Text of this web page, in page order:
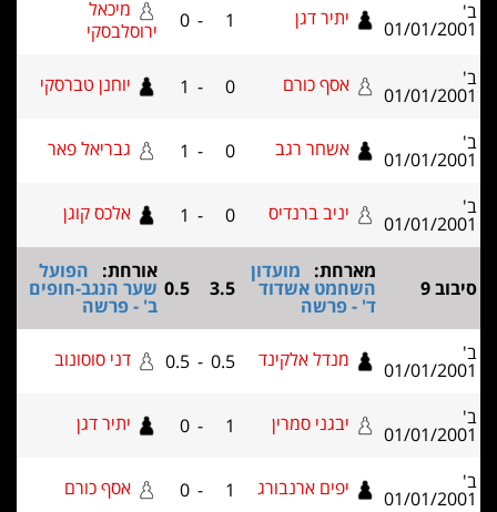
01/01/ יתיר דגן 0
מיכאל
ירוסלבסקי
01/01/ אסף כורם 1 יוחנן טברסקי
01/01/ אשחר רגב 1 גבריאל פאר
01/01/ יניב ברנדיס 0
1 אלכס קוגן
9
מארחת:מועדון
השחמט אשדוד
ד' - פרשה
3.5
0.5
אורחת:הפועל
שער הנגב-חופים
ב' - פרשה
01/01/ מנדל אלקינד 0.5
0.5 דני סוסונוב
01/01/ יבגני סמרין 1
0 יתיר דגן
01/01/ יפים ארנבורג 1
0 אסף כורם